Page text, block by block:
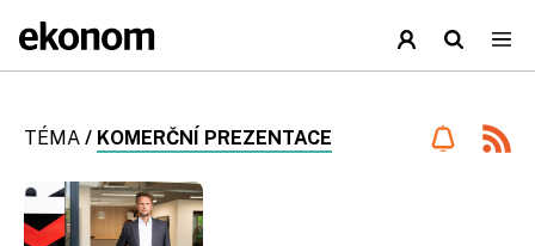
TÉMA / KOMERČNÍ PREZENTACE